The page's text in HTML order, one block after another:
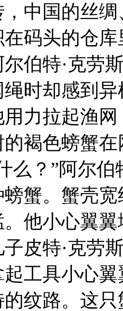
中国的丝
码头的仓
特·克劳斯
时却感到
力拉起渔
褐色螃蟹
？”阿尔伯
蟹。蟹壳
他小心翼
特·克劳斯
工具小心
纹路。这